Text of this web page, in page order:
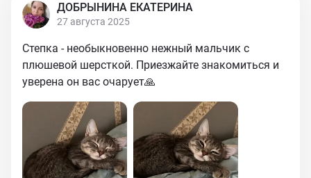
ДОБРЫНИНА ЕКАТЕРИНА
27 августа 2025
Степка - необыкновенно нежный мальчик с
плюшевой шерсткой. Приезжайте знакомиться и
уверена он вас очарует🙏